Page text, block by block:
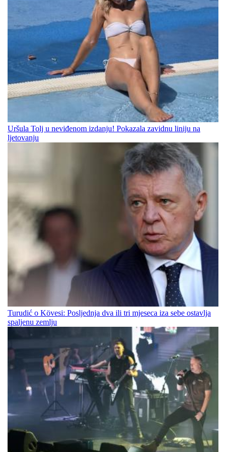
Uršula Tolj u neviđenom izdanju! Pokazala zavidnu liniju na
ljetovanju
Turudić o Kövesi: Posljednja dva ili tri mjeseca iza sebe ostavlja
spaljenu zemlju